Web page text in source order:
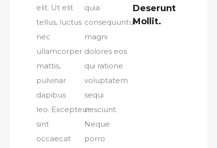
elit. Ut elit
tellus, luctus
nec
ullamcorper
mattis,
pulvinar
dapibus
leo. Excepteur
sint
occaecat
quia
consequuntur
magni
dolores eos
qui ratione
voluptatem
sequi
nesciunt.
Neque
porro
Deserunt
Mollit.